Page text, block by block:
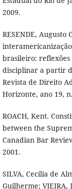
2009.
RESENDE, Augusto
brasileiro:
disciplinar a partir
Revista de Direito
Horizonte, ano 19,
ROACH, Kent.
between the
Canadian Bar
2001.
SILVA, Cecília de
Guilherme; VIEIRA,